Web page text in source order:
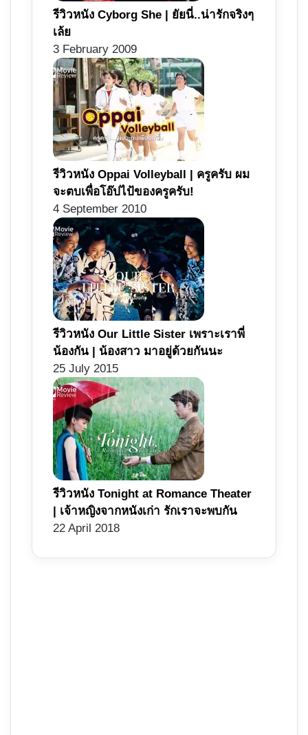
รีวิวหนัง Cyborg She | ยัยนี่..น่ารักจริงๆ
เล้ย
3 February 2009
รีวิวหนัง Oppai Volleyball | ครูครับ ผม
จะตบเพื่อโอ๊ปไป้ของครูครับ!
4 September 2010
รีวิวหนัง Our Little Sister เพราะเราพี่
น้องกัน | น้องสาว มาอยู่ด้วยกันนะ
25 July 2015
รีวิวหนัง Tonight at Romance Theater
| เจ้าหญิงจากหนังเก่า รักเราจะพบกัน
22 April 2018